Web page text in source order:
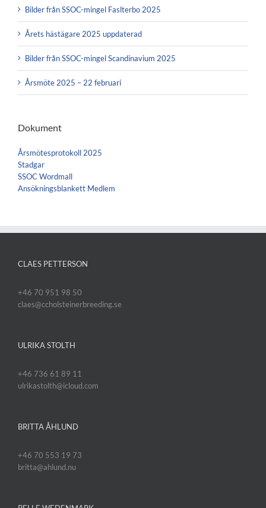
Bilder från SSOC-mingel Faslterbo 2025
Årets hästägare 2025 uppdaterad
Bilder från SSOC-mingel Scandinavium 2025
Årsmöte 2025 – 22 februari
Dokument
Årsmötesprotokoll 2025
Stadgar
SSOC Wordmall
Ansökningsblankett Medlem
CLAES PETTERSON
+46 70 951 98 50
claes@ccholsteinerbreeding.se
ULRIKA STOLTH
+46 736 61 89 11
ulrikastolth@icloud.com
BRITTA ÅHLUND
+46 70 553 19 73
britta@ahlund.nu